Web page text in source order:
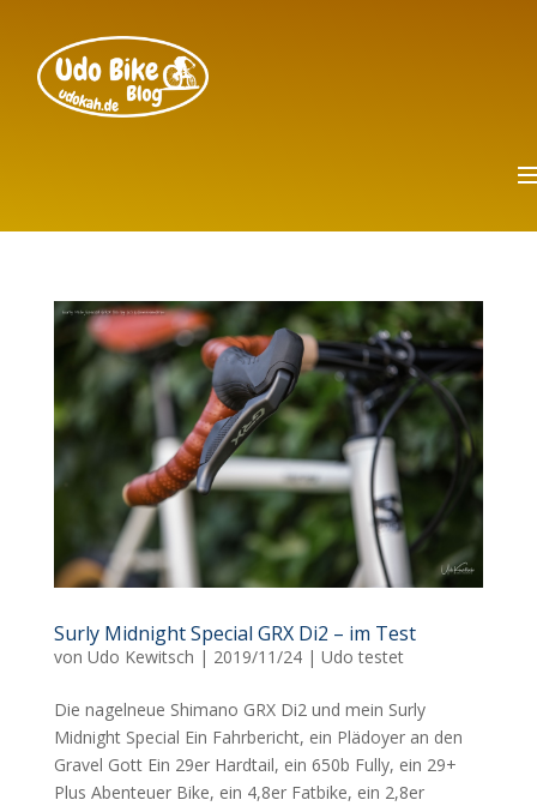
Surly Midnight Special GRX Di2 – im Test
von Udo Kewitsch | 2019/11/24| Udo testet
Die nagelneue Shimano GRX Di2 und mein Surly
Midnight Special Ein Fahrbericht, ein Plädoyer an den
Gravel Gott Ein 29er Hardtail, ein 650b Fully, ein 29+
Plus Abenteuer Bike, ein 4,8er Fatbike, ein 2,8er